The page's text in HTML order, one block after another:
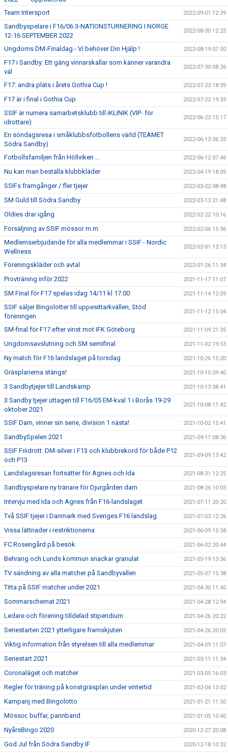
Team Intersport
2022-09-01 12:39
Sandbyspelare i F16/06 3-NATIONSTURNERING I NORGE
12-16 SEPTEMBER 2022
2022-08-30 12:25
Ungdoms DM-Finaldag - Vi behöver Din Hjälp ! 2022-08-19 07:50
F17 i Sandby: Ett gäng vinnarskallar som känner varandra
väl
2022-07-30 08:26
F17: andra plats i årets Gothia Cup ! 2022-07-23 18:39
F17 är i final i Gothia Cup 2022-07-22 19:33
SSIF är numera samarbetsklubb till iKLINIK (VIP- för
idrottare)
2022-06-23 15:17
En söndagsresa i småklubbsfotbollens värld (TEAMET
Södra Sandby)
2022-06-13 06:33
Fotbollsfamiljen från Höllviken ... 2022-06-12 07:46
Nu kan man beställa klubbkläder 2022-04-19 18:05
SSIFs framgånger / fler tjejer 2022-03-22 08:48
SM Guld till Södra Sandby 2022-03-13 21:48
Oldies drar igång 2022-02-22 10:16
Försäljning av SSIF mössor m.m 2022-02-06 15:36
Medlemserbjudande för alla medlemmar i SSIF - Nordic
Wellness
2022-02-01 13:13
Föreningskläder och avtal 2022-01-26 11:34
Provträning inför 2022 2021-11-17 11:07
SM Final för F17 spelas idag 14/11 kl 17.00 2021-11-14 12:09
SSIF säljer Bingolotter till uppesittarkvällen, Stöd
föreningen
2021-11-12 15:04
SM-final för F17 efter vinst mot IFK Göteborg 2021-11-09 21:35
Ungdomsavslutning och SM semifinal 2021-11-02 19:53
Ny match för F16 landslaget på torsdag 2021-10-26 15:20
Gräsplanerna stängs! 2021-10-15 09:40
3 Sandbytjejer till Landskamp 2021-10-13 08:41
3 Sandby tjejer uttagen till F16/05 EM-kval 1 i Borås 19-29
oktober 2021
2021-10-08 11:42
SSIF Dam, vinner sin serie, division 1 nästa! 2021-10-02 15:41
SandbySpelen 2021 2021-09-17 08:36
SSIF Friidrott: DM-silver i F13 och klubbrekord för både P12
och P13
2021-09-09 13:42
Landslagsresan fortsätter för Agnes och Ida 2021-08-31 12:25
Sandbyspelare ny tränare för Djurgården dam 2021-08-26 10:03
Intervju med Ida och Agnes från F16-landslaget 2021-07-11 20:20
Två SSIF tjejer i Danmark med Sveriges F16 landslag 2021-07-03 12:26
Vissa lättnader i restriktionerna 2021-06-09 15:58
FC Rosengård på besök 2021-06-02 20:44
Behrang och Lunds kommun snackar granulat 2021-05-19 13:36
TV sändning av alla matcher på Sandbyvallen 2021-05-07 15:38
Titta på SSIF matcher under 2021 2021-04-30 11:40
Sommarschemat 2021 2021-04-28 12:04
Ledare och förening tilldelad stipendium 2021-04-26 20:22
Seriestarten 2021 ytterligare framskjuten 2021-04-26 20:05
Viktig information från styrelsen till alla medlemmar 2021-04-09 11:07
Seriestart 2021 2021-03-11 11:34
Coronaläget och matcher 2021-03-05 16:03
Regler för träning på konstgräsplan under vintertid 2021-02-04 13:02
Kampanj med Bingolotto 2021-01-21 11:50
Mössor, buffar, pannband 2021-01-05 10:40
NyårsBingo 2020 2020-12-27 20:08
God Jul från Södra Sandby IF 2020-12-18 10:32